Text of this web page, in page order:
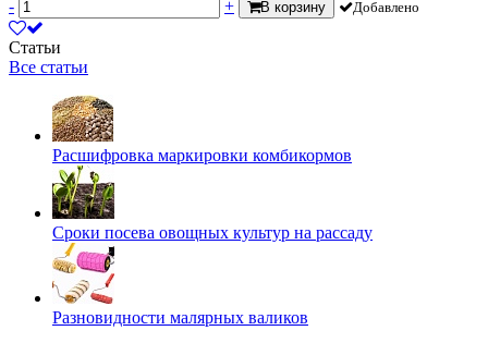
-
+ В корзину Добавлено
Статьи
Все статьи
Расшифровка маркировки комбикормов
Сроки посева овощных культур на рассаду
Разновидности малярных валиков